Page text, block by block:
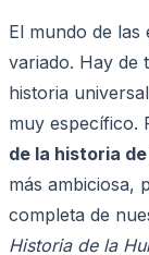
El mundo de las
variado. Hay de
historia
muy específico.
de la historia
más ambiciosa,
completa de
Historia de la